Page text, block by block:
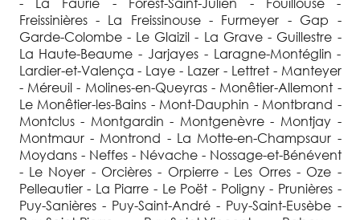
Freissinières - La Freissinouse - Furmeyer - Gap -
Garde-Colombe - Le Glaizil - La Grave - Guillestre -
La Haute-Beaume - Jarjayes - Laragne-Montéglin -
Lardier-et-Valença - Laye - Lazer - Lettret - Manteyer
- Méreuil - Molines-en-Queyras - Monêtier-Allemont -
Le Monêtier-les-Bains - Mont-Dauphin - Montbrand -
Montclus - Montgardin - Montgenèvre - Montjay -
Montmaur - Montrond - La Motte-en-Champsaur -
Moydans - Neffes - Névache - Nossage-et-Bénévent
- Le Noyer - Orcières - Orpierre - Les Orres - Oze -
Pelleautier - La Piarre - Le Poët - Poligny - Prunières -
Puy-Sanières - Puy-Saint-André - Puy-Saint-Eusèbe -